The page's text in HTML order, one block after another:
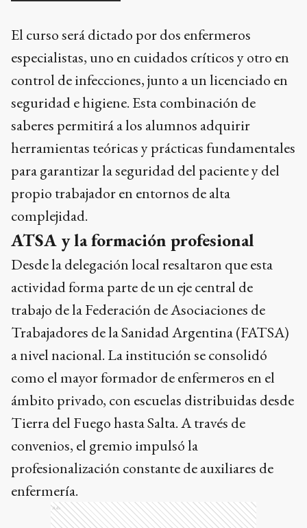
El curso será dictado por dos enfermeros
especialistas, uno en cuidados críticos y otro en
control de infecciones, junto a un licenciado en
seguridad e higiene. Esta combinación de
saberes permitirá a los alumnos adquirir
herramientas teóricas y prácticas fundamentales
para garantizar la seguridad del paciente y del
propio trabajador en entornos de alta
complejidad.
ATSA y la formación profesional
Desde la delegación local resaltaron que esta
actividad forma parte de un eje central de
trabajo de la Federación de Asociaciones de
Trabajadores de la Sanidad Argentina (FATSA)
a nivel nacional. La institución se consolidó
como el mayor formador de enfermeros en el
ámbito privado, con escuelas distribuidas desde
Tierra del Fuego hasta Salta. A través de
convenios, el gremio impulsó la
profesionalización constante de auxiliares de
enfermería.
Ads